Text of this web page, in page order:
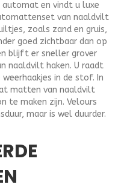
automat en vindt u luxe
van naaldvilt
zoals zand en gruis,
goed zichtbaar dan op
blijft er sneller grover
naaldvilt haken. U raadt
in de stof. In
matten van naaldvilt
te maken zijn. Velours
maar is wel duurder.